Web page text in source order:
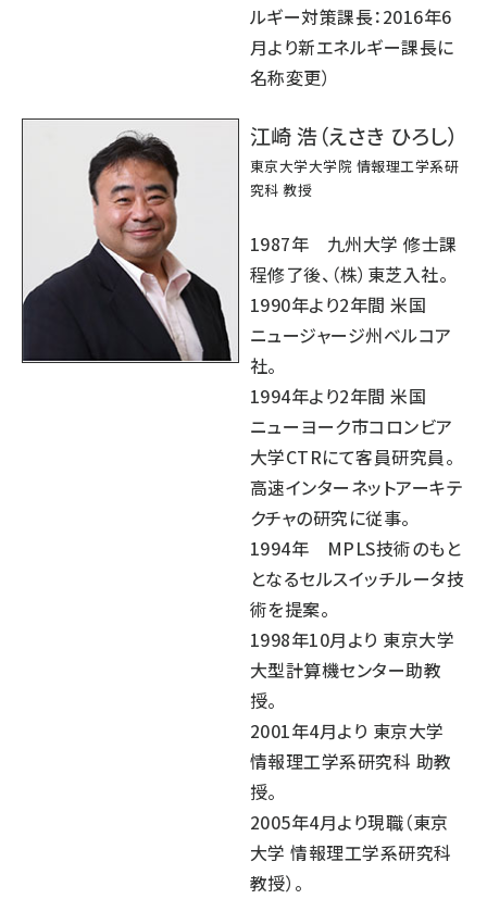
ルギー対策課長：2016年6
月より新エネルギー課長に
名称変更）
江崎 浩（えさき ひろし）
東京大学大学院 情報理工学系研
究科 教授
1987年 九州大学 修士課
程修了後、（株）東芝入社。
1990年より2年間 米国
ニュージャージ州ベルコア
社。
1994年より2年間 米国
ニューヨーク市コロンビア
大学CTRにて客員研究員。
高速インターネットアーキテ
クチャの研究に従事。
1994年 MPLS技術のもと
となるセルスイッチルータ技
術を提案。
1998年10月より 東京大学
大型計算機センター助教
授。
2001年4月より 東京大学
情報理工学系研究科 助教
授。
2005年4月より現職（東京
大学 情報理工学系研究科
教授）。